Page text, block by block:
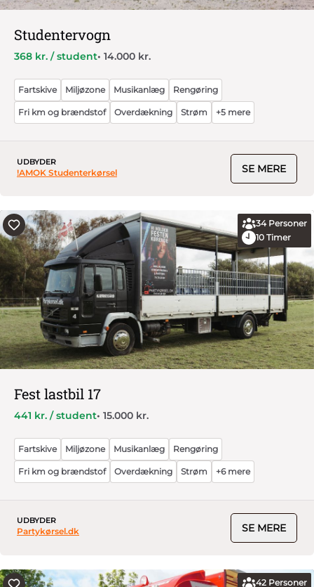
Studentervogn
368 kr. / student• 14.000 kr.
Fartskive Miljøzone Musikanlæg Rengøring
Fri km og brændstof Overdækning Strøm +5 mere
UDBYDER
!AMOK Studenterkørsel SE MERE
34 Personer
10 Timer
Fest lastbil 17
441 kr. / student• 15.000 kr.
Fartskive Miljøzone Musikanlæg Rengøring
Fri km og brændstof Overdækning Strøm +6 mere
UDBYDER
Partykørsel.dk SE MERE
42 Personer